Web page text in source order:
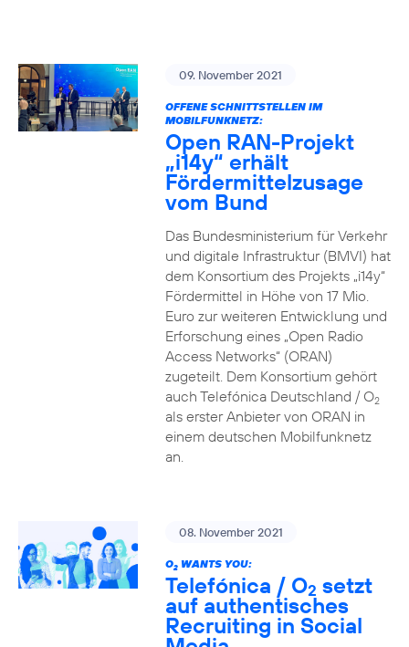
09. November 2021
OFFENE SCHNITTSTELLEN IM
MOBILFUNKNETZ:
Open RAN-Projekt
„i14y“ erhält
Fördermittelzusage
vom Bund
Das Bundesministerium für Verkehr
und digitale Infrastruktur (BMVI) hat
dem Konsortium des Projekts „i14y“
Fördermittel in Höhe von 17 Mio.
Euro zur weiteren Entwicklung und
Erforschung eines „Open Radio
Access Networks“ (ORAN)
zugeteilt. Dem Konsortium gehört
auch Telefónica Deutschland / O2
als erster Anbieter von ORAN in
einem deutschen Mobilfunknetz
an.
08. November 2021
O2WANTS YOU:
Telefónica / O2 setzt
auf authentisches
Recruiting in Social